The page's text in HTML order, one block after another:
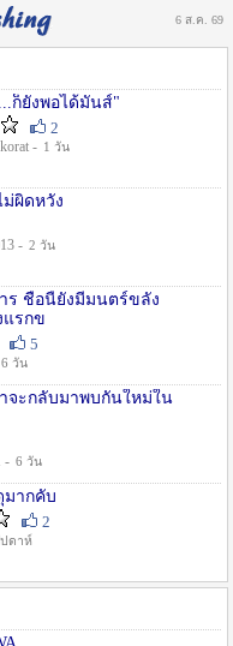
6 ส.ค. 69
ก็ยังพอได้มันส์"
2
- 1 วัน
ม่ผิดหวัง
- 2 วัน
ร ชื่อนี้ยังมีมนตร์ขลัง
แรกข
5
6 วัน
าจะกลับมาพบกันใหม่ใน
- 6 วัน
ากคับ
2
ดาห์